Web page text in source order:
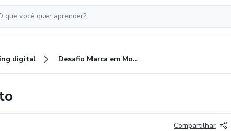
digital Desafio Marca em Movimento
Compartilhar